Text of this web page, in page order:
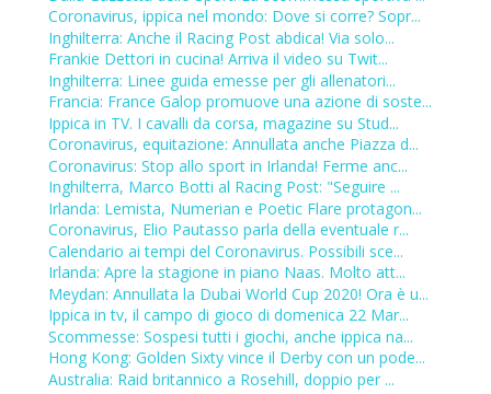
Coronavirus, ippica nel mondo: Dove si corre? Sopr...
Inghilterra: Anche il Racing Post abdica! Via solo...
Frankie Dettori in cucina! Arriva il video su Twit...
Inghilterra: Linee guida emesse per gli allenatori...
Francia: France Galop promuove una azione di soste...
Ippica in TV. I cavalli da corsa, magazine su Stud...
Coronavirus, equitazione: Annullata anche Piazza d...
Coronavirus: Stop allo sport in Irlanda! Ferme anc...
Inghilterra, Marco Botti al Racing Post: "Seguire ...
Irlanda: Lemista, Numerian e Poetic Flare protagon...
Coronavirus, Elio Pautasso parla della eventuale r...
Calendario ai tempi del Coronavirus. Possibili sce...
Irlanda: Apre la stagione in piano Naas. Molto att...
Meydan: Annullata la Dubai World Cup 2020! Ora è u...
Ippica in tv, il campo di gioco di domenica 22 Mar...
Scommesse: Sospesi tutti i giochi, anche ippica na...
Hong Kong: Golden Sixty vince il Derby con un pode...
Australia: Raid britannico a Rosehill, doppio per ...